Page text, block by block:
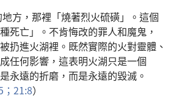
地方 ， 那裡 「燒著烈火硫磺」。 這個
種死亡」。 不肯悔改的罪人和魔鬼 ，
被扔進火湖裡 。 既然實際的火對靈體 、
任何影響 ， 這表明火湖只是一個
永遠的折磨 ， 而是永遠的毀滅 。
21:8）